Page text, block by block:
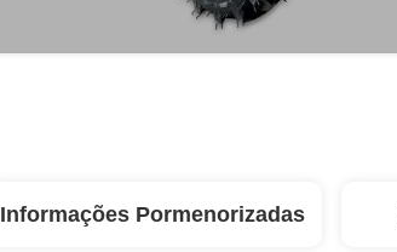
Informações Pormenorizadas